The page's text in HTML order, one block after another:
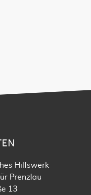
Hilfswerk
Prenzlau
13